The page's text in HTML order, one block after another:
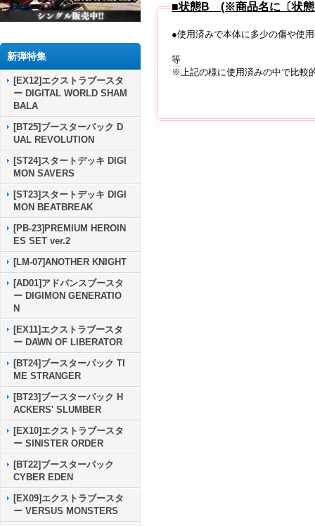
新弾特集
[EX12]エクストラブースタ
ー DIGITAL WORLD SHAM
BALA
[BT25]ブースターパック D
UAL REVOLUTION
[ST24]スタートデッキ DIGI
MON SAVERS
[ST23]スタートデッキ DIGI
MON BEATBREAK
[PB-23]PREMIUM HEROIN
ES SET ver.2
[LM-07]ANOTHER KNIGHT
[AD01]アドバンスブースタ
ー DIGIMON GENERATIO
N
[EX11]エクストラブースタ
ー DAWN OF LIBERATOR
[BT24]ブースターパック TI
ME STRANGER
[BT23]ブースターパック H
ACKERS' SLUMBER
[EX10]エクストラブースタ
ー SINISTER ORDER
[BT22]ブースターパック
CYBER EDEN
[EX09]エクストラブースタ
ー VERSUS MONSTERS
■状態B (※商品名に〔状態
●使用済みで本体に多少の傷や使
等
※上記の様に使用済みの中で比較